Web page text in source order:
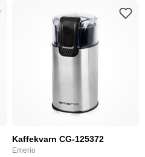
Kaffekvarn CG-125372
Emerio